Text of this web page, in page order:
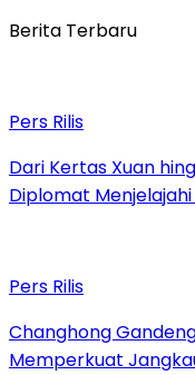
Berita Terbaru
Pers Rilis
Dari Kertas Xuan
Diplomat
Pers Rilis
Changhong
Memperkuat